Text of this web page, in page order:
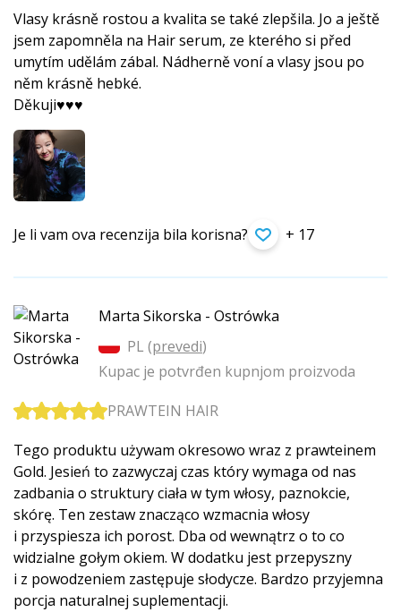
Vlasy krásně rostou a kvalita se také zlepšila. Jo a ještě
jsem zapomněla na Hair serum, ze kterého si před
umytím udělám zábal. Nádherně voní a vlasy jsou po
něm krásně hebké.
Děkuji♥️♥️♥️
Je li vam ova recenzija bila korisna? + 17
Marta Sikorska - Ostrówka
PL (prevedi)
Kupac je potvrđen kupnjom proizvoda
PRAWTEIN HAIR
Tego produktu używam okresowo wraz z prawteinem
Gold. Jesień to zazwyczaj czas który wymaga od nas
zadbania o struktury ciała w tym włosy, paznokcie,
skórę. Ten zestaw znacząco wzmacnia włosy
i przyspiesza ich porost. Dba od wewnątrz o to co
widzialne gołym okiem. W dodatku jest przepyszny
i z powodzeniem zastępuje słodycze. Bardzo przyjemna
porcja naturalnej suplementacji.